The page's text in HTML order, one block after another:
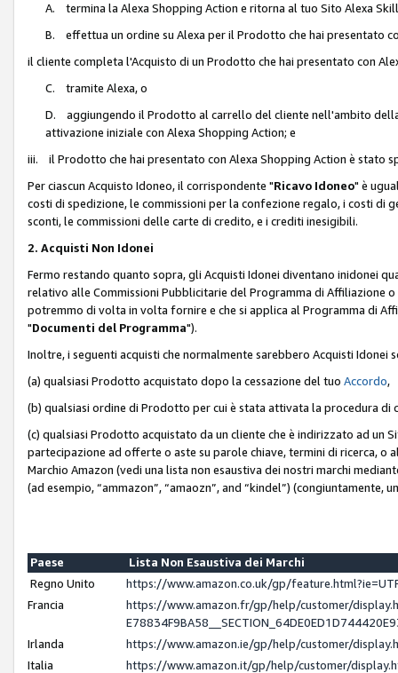
A. termina la Alexa Shopping Action e ritorna al tuo Sito Alexa
B. effettua un ordine su Alexa per il Prodotto che hai presentato
il cliente completa l'Acquisto di un Prodotto che hai presentato con
C. tramite Alexa, o
D. aggiungendo il Prodotto al carrello del cliente nell'ambito
attivazione iniziale con Alexa Shopping Action; e
iii. il Prodotto che hai presentato con Alexa Shopping Action è stato
Per ciascun Acquisto Idoneo, il corrispondente "Ricavo Idoneo" è
costi di spedizione, le commissioni per la confezione regalo, i costi di
sconti, le commissioni delle carte di credito, e i crediti inesigibili.
2. Acquisti Non Idonei
Fermo restando quanto sopra, gli Acquisti Idonei diventano inidonei
relativo alle Commissioni Pubblicitarie del Programma di Affiliazione
potremmo di volta in volta fornire e che si applica al Programma di
"Documenti del Programma").
Inoltre, i seguenti acquisti che normalmente sarebbero Acquisti
(a) qualsiasi Prodotto acquistato dopo la cessazione del tuo Accordo,
(b) qualsiasi ordine di Prodotto per cui è stata attivata la procedura di
(c) qualsiasi Prodotto acquistato da un cliente che è indirizzato ad un
partecipazione ad offerte o aste su parole chiave, termini di ricerca,
Marchio Amazon (vedi una lista non esaustiva dei nostri marchi
(ad esempio, “ammazon”, “amaozn”, and “kindel”) (congiuntamente,
Paese
Lista Non Esaustiva dei Marchi
Regno Unito
https://www.amazon.co.uk/gp/
Francia
https://www.amazon.fr/gp/help/customer/
Irlanda
https://www.amazon.ie/gp/help/customer/
Italia
https://www.amazon.it/gp/help/customer/